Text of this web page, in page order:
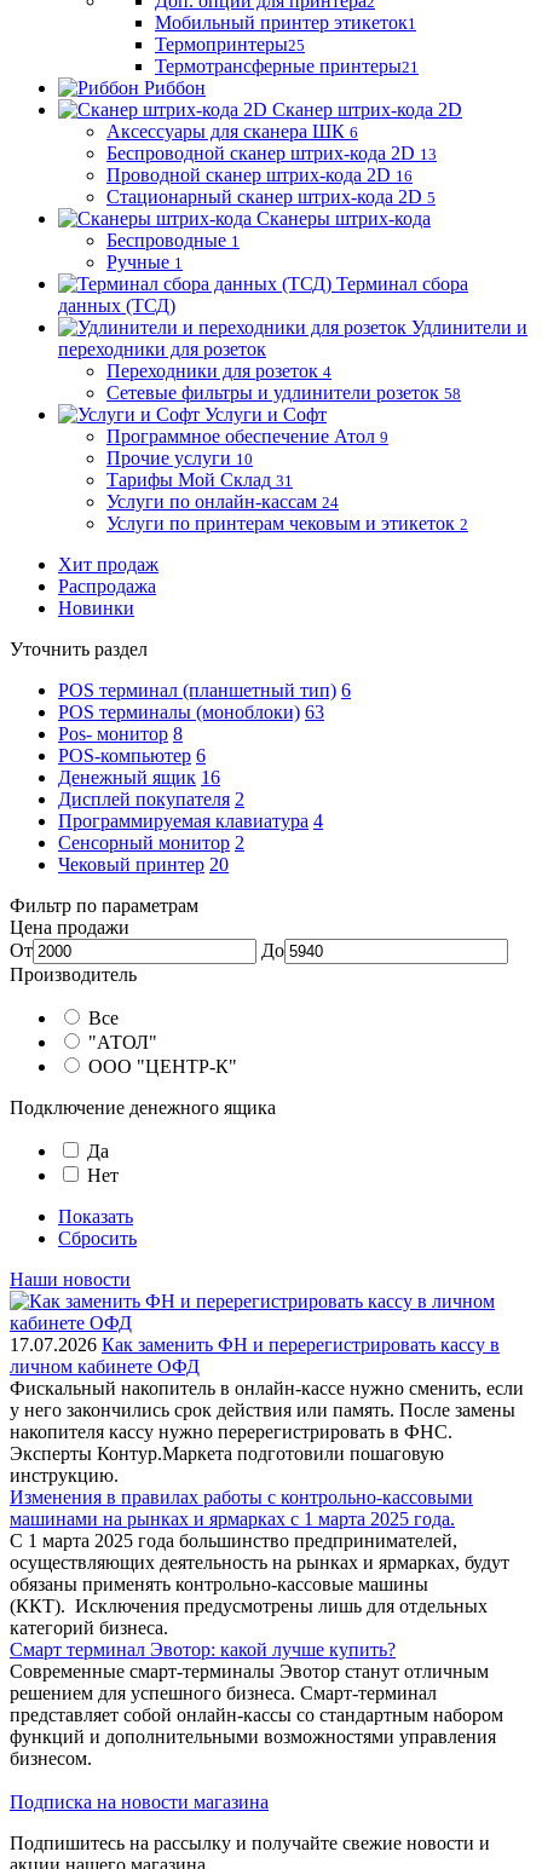
Мобильный принтер этикеток1
Термопринтеры25
Термотрансферные принтеры21
Риббон
Сканер штрих-кода 2D
Аксессуары для сканера ШК 6
Беспроводной сканер штрих-кода 2D 13
Проводной сканер штрих-кода 2D 16
Стационарный сканер штрих-кода 2D 5
Сканеры штрих-кода
Беспроводные 1
Ручные 1
Терминал сбора
данных (ТСД)
Удлинители и
переходники для розеток
Переходники для розеток 4
Сетевые фильтры и удлинители розеток 58
Услуги и Софт
Программное обеспечение Атол 9
Прочие услуги 10
Тарифы Мой Склад 31
Услуги по онлайн-кассам 24
Услуги по принтерам чековым и этикеток 2
Хит продаж
Распродажа
Новинки
Уточнить раздел
POS терминал (планшетный тип) 6
POS терминалы (моноблоки) 63
Pos- монитор 8
POS-компьютер 6
Денежный ящик 16
Дисплей покупателя 2
Программируемая клавиатура 4
Сенсорный монитор 2
Чековый принтер 20
Фильтр по параметрам
Цена продажи
От
До
Производитель
Все
"АТОЛ"
ООО "ЦЕНТР-К"
Подключение денежного ящика
Да
Нет
Показать
Сбросить
Наши новости
17.07.2026 Как заменить ФН и перерегистрировать кассу в
личном кабинете ОФД
Фискальный накопитель в онлайн-кассе нужно сменить, если
у него закончились срок действия или память. После замены
накопителя кассу нужно перерегистрировать в ФНС.
Эксперты Контур.Маркета подготовили пошаговую
инструкцию.
Изменения в правилах работы с контрольно-кассовыми
машинами на рынках и ярмарках с 1 марта 2025 года.
С 1 марта 2025 года большинство предпринимателей,
осуществляющих деятельность на рынках и ярмарках, будут
обязаны применять контрольно-кассовые машины
(ККТ). Исключения предусмотрены лишь для отдельных
категорий бизнеса.
Смарт терминал Эвотор: какой лучше купить?
Современные смарт-терминалы Эвотор станут отличным
решением для успешного бизнеса. Смарт-терминал
представляет собой онлайн-кассы со стандартным набором
функций и дополнительными возможностями управления
бизнесом.
Подписка на новости магазина
Подпишитесь на рассылку и получайте свежие новости и
акции нашего магазина.